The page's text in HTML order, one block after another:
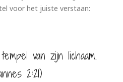
voor het juiste verstaan:
van zijn lichaam.
2:21)